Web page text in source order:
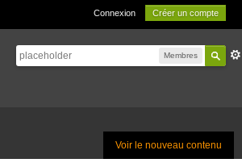
Connexion Créer un compte
Membres
Voir le nouveau contenu